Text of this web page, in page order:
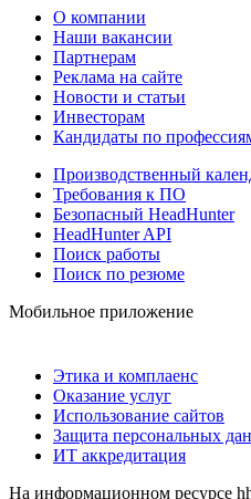
О компании
Наши вакансии
Партнерам
Реклама на сайте
Новости и статьи
Инвесторам
Кандидаты по
Производственный
Требования к ПО
Безопасный HeadHunter
HeadHunter API
Поиск работы
Поиск по резюме
Мобильное приложение
Этика и комплаенс
Оказание услуг
Использование сайтов
Защита персональных
ИТ аккредитация
На информационном ресурсе